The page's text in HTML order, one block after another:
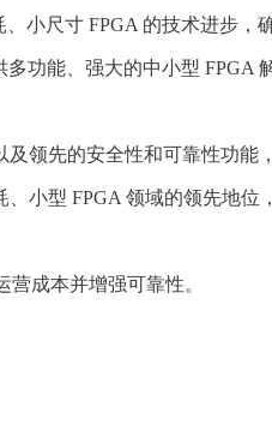
小尺寸 FPGA 的技术进步
功能、强大的中小型 FPGA
领先的安全性和可靠性功
小型 FPGA 领域的领先地位
成本并增强可靠性。